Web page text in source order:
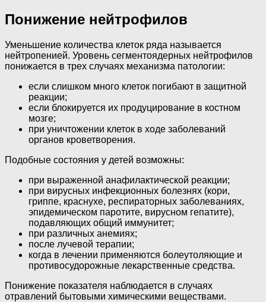
Понижение нейтрофилов
Уменьшение количества клеток ряда называется
нейтропенией. Уровень сегментоядерных нейтрофилов
понижается в трех случаях механизма патологии:
если слишком много клеток погибают в защитной
реакции;
если блокируется их продуцирование в костном
мозге;
при уничтожении клеток в ходе заболеваний
органов кроветворения.
Подобные состояния у детей возможны:
при выраженной анафилактической реакции;
при вирусных инфекционных болезнях (кори,
гриппе, краснухе, респираторных заболеваниях,
эпидемическом паротите, вирусном гепатите),
подавляющих общий иммунитет;
при различных анемиях;
после лучевой терапии;
когда в лечении применяются болеутоляющие и
противосудорожные лекарственные средства.
Понижение показателя наблюдается в случаях
отравлений бытовыми химическими веществами.